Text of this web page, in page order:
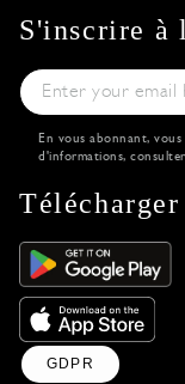
S'inscrire à
En vous abonnant,
d'informations,
GDPR